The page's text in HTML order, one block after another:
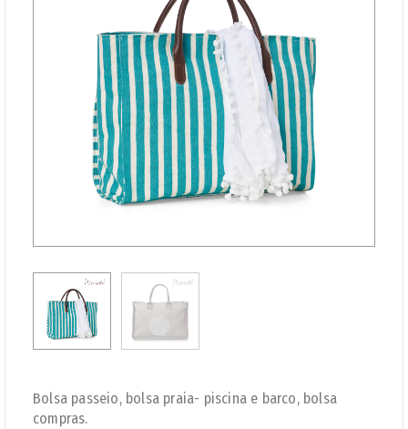
Bolsa passeio, bolsa praia- piscina e barco, bolsa
compras.